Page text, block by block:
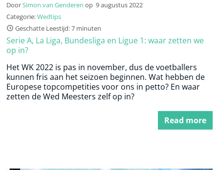
DoorSimon van Genderen op 9 augustus 2022
Categorie:Wedtips
Geschatte Leestijd: 7 minuten
Serie A, La Liga, Bundesliga en Ligue 1: waar zetten we
op in?
Het WK 2022 is pas in november, dus de voetballers
kunnen fris aan het seizoen beginnen. Wat hebben de
Europese topcompetities voor ons in petto? En waar
zetten de Wed Meesters zelf op in?
Read more